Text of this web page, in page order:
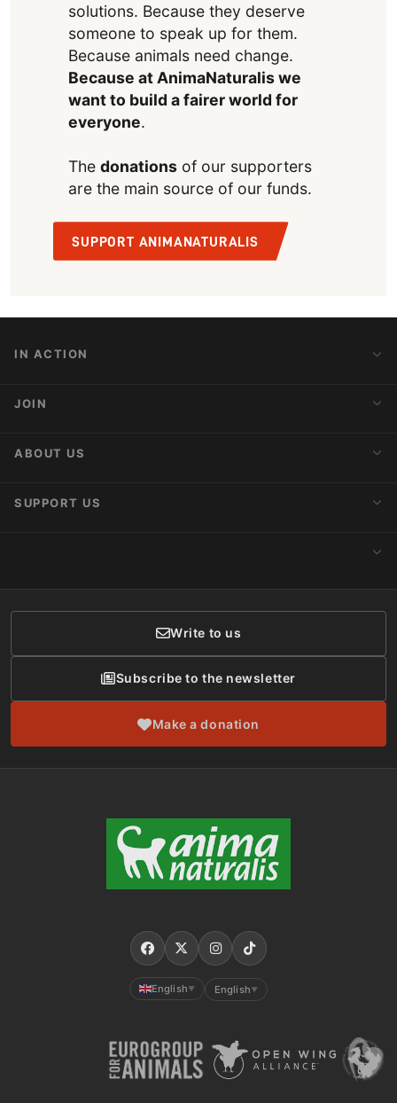
solutions. Because they deserve
someone to speak up for them.
Because animals need change.
Because at AnimaNaturalis we
want to build a fairer world for
everyone.
The donationsof our supporters
are the main source of our funds.
SUPPORT ANIMANATURALIS
IN ACTION
Action Alerts
JOIN
ABOUT US
SUPPORT US
Donor Care
Write to us
Subscribe to the newsletter
Make a donation
English ▼ English ▼